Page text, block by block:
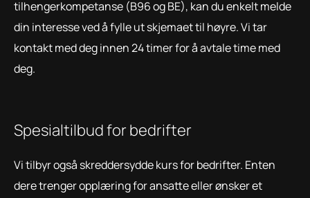
tilhengerkompetanse (B96 og BE), kan du enkelt melde
din interesse ved å fylle ut skjemaet til høyre. Vi tar
kontakt med deg innen 24 timer for å avtale time med
deg.
Spesialtilbud for bedrifter
Vi tilbyr også skreddersydde kurs for bedrifter. Enten
dere trenger opplæring for ansatte eller ønsker et